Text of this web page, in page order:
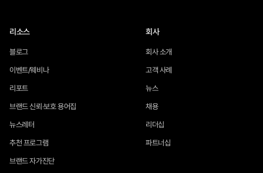
리소스
블로그
이벤트/웨비나
리포트
브랜드 신뢰·보호 용어집
뉴스레터
추천 프로그램
브랜드 자가진단
회사
회사 소개
고객 사례
뉴스
채용
리더십
파트너십